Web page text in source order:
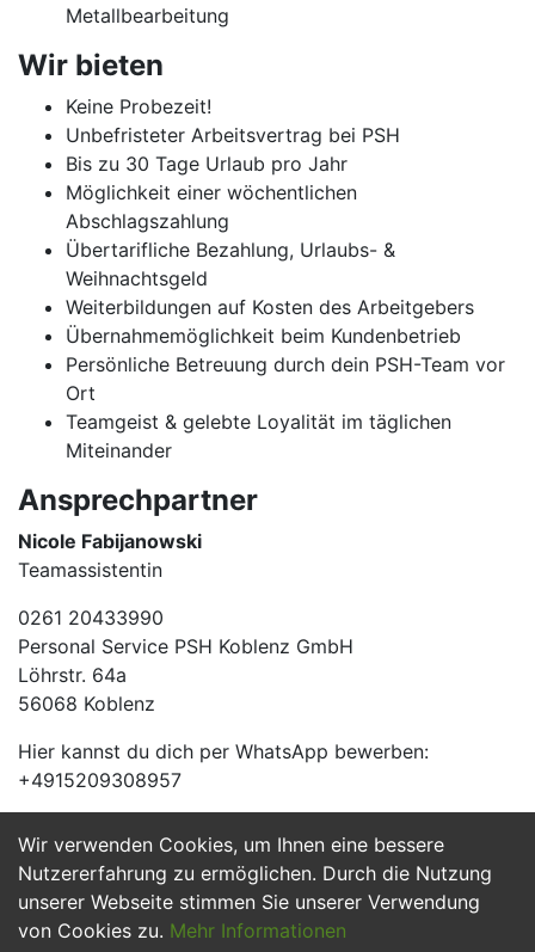
Wir verwenden Cookies, um Ihnen eine bessere
Nutzererfahrung zu ermöglichen. Durch die Nutzung
unserer Webseite stimmen Sie unserer Verwendung
von Cookies zu. Mehr Informationen
Metallbearbeitung
Wir bieten
Keine Probezeit!
Unbefristeter Arbeitsvertrag bei PSH
Bis zu 30 Tage Urlaub pro Jahr
Möglichkeit einer wöchentlichen
Abschlagszahlung
Übertarifliche Bezahlung, Urlaubs- &
Weihnachtsgeld
Weiterbildungen auf Kosten des Arbeitgebers
Übernahmemöglichkeit beim Kundenbetrieb
Persönliche Betreuung durch dein PSH-Team vor
Ort
Teamgeist & gelebte Loyalität im täglichen
Miteinander
Ansprechpartner
Nicole Fabijanowski
Teamassistentin
0261 20433990
Personal Service PSH Koblenz GmbH
Löhrstr. 64a
56068 Koblenz
Hier kannst du dich per WhatsApp bewerben:
+4915209308957
Jetzt Bewerben